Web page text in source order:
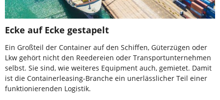
Ecke auf Ecke gestapelt
Ein Großteil der Container auf den Schiffen, Güterzügen oder
Lkw gehört nicht den Reedereien oder Transportunternehmen
selbst. Sie sind, wie weiteres Equipment auch, gemietet. Damit
ist die Containerleasing-Branche ein unerlässlicher Teil einer
funktionierenden Logistik.